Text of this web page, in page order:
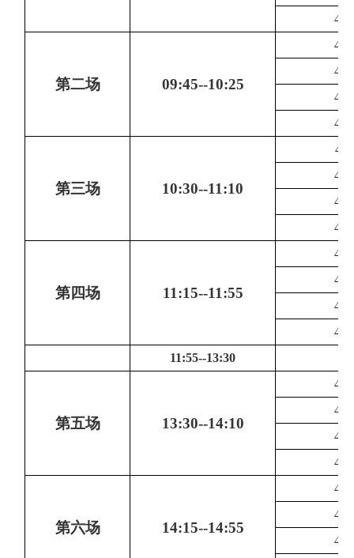
第二场 09:45--10:25
第三场 10:30--11:10
第四场 11:15--11:55
11:55--13:30
第五场 13:30--14:10
第六场 14:15--14:55